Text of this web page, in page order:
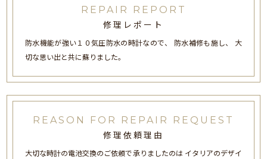
REPAIR REPORT
修理レポート
防水機能が強い１０気圧防水の時計なので、 防水補修も施し、 大
切な思い出と共に蘇りました。
REASON FOR REPAIR REQUEST
修理依頼理由
大切な時計の電池交換のご依頼で承りましたのは イタリアのデザイ